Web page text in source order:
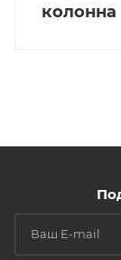
колонна